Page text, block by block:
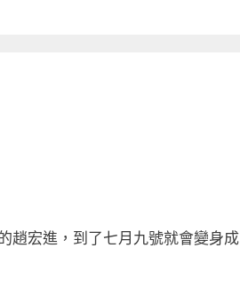
趙宏進，到了七月九號就會變身成